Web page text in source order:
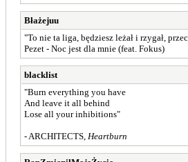
Błażejuu
"To nie ta liga, będziesz leżał i rzygał,
Pezet - Noc jest dla mnie (feat. Fokus)
blacklist
"Burn everything you have
And leave it all behind
Lose all your inhibitions"
- ARCHITECTS, Heartburn